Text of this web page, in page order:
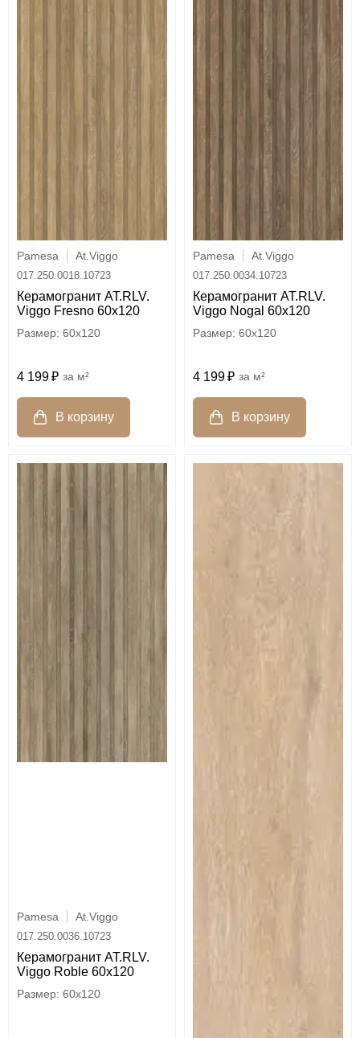
Pamesa At.Viggo
017.250.0018.10723
Керамогранит AT.RLV.
Viggo Fresno 60x120
60x120
4 199 м²
Pamesa At.Viggo
017.250.0034.10723
Керамогранит AT.RLV.
Viggo Nogal 60x120
60x120
4 199 м²
Pamesa At.Viggo
017.250.0036.10723
Керамогранит AT.RLV.
Viggo Roble 60x120
60x120